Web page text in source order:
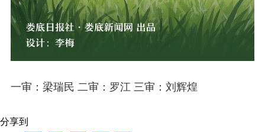
一审：梁瑞民 二审：罗江 三审：刘辉煌
分享到